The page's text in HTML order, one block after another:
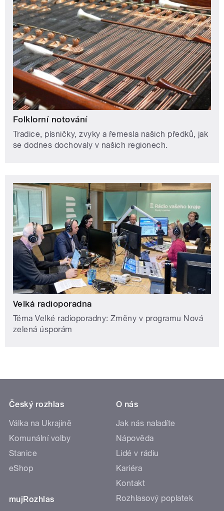
Folklorní notování
Tradice, písničky, zvyky a řemesla našich předků, jak
se dodnes dochovaly v našich regionech.
Velká radioporadna
Téma Velké radioporadny: Změny v programu Nová
zelená úsporám
Český rozhlas
Válka na Ukrajině
Komunální volby
Stanice
eShop
mujRozhlas
O nás
Jak nás naladíte
Nápověda
Lidé v rádiu
Kariéra
Kontakt
Rozhlasový poplatek